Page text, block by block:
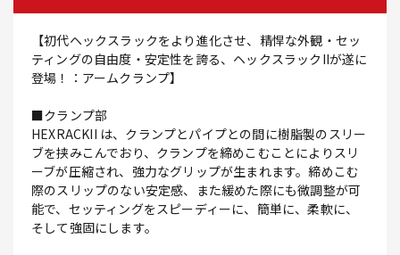
【初代ヘックスラックをより進化させ、精悍な外観・セッ
ティングの自由度・安定性を誇る、ヘックスラックIIが遂に
登場！：アームクランプ】
■クランプ部
HEXRACKII は、クランプとパイプとの間に樹脂製のスリー
ブを挟みこんでおり、クランプを締めこむことによりスリ
ーブが圧縮され、強力なグリップが生まれます。締めこむ
際のスリップのない安定感、また緩めた際にも微調整が可
能で、セッティングをスピーディーに、簡単に、柔軟に、
そして強固にします。